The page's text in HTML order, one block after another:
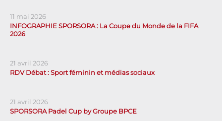
11 mai 2026
INFOGRAPHIE SPORSORA : La Coupe du Monde de la FIFA
2026
21 avril 2026
RDV Débat : Sport féminin et médias sociaux
21 avril 2026
SPORSORA Padel Cup by Groupe BPCE